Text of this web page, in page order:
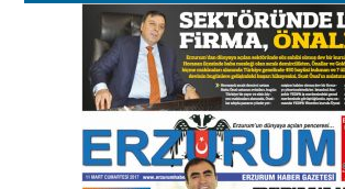
Murat Şahsuvaroğlu ERKON’da
çıtayı yukarı taşırken,
yönetimdekiler aşağı
çekmemeli!
17 Şubat 2026 SalıOrhan BOZKURT
Bir fotoğraf, bir şehir, bir
gazeteci… Dizginler kimin
elinde?
31 Mart 2026 Salı